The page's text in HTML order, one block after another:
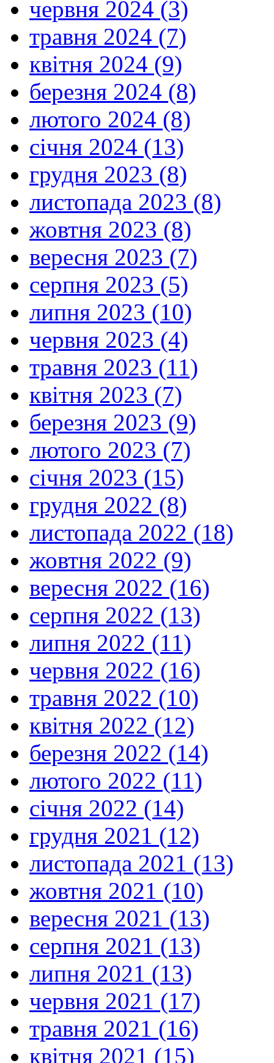
червня 2024 (3)
травня 2024 (7)
квітня 2024 (9)
березня 2024 (8)
лютого 2024 (8)
січня 2024 (13)
грудня 2023 (8)
листопада 2023 (8)
жовтня 2023 (8)
вересня 2023 (7)
серпня 2023 (5)
липня 2023 (10)
червня 2023 (4)
травня 2023 (11)
квітня 2023 (7)
березня 2023 (9)
лютого 2023 (7)
січня 2023 (15)
грудня 2022 (8)
листопада 2022 (18)
жовтня 2022 (9)
вересня 2022 (16)
серпня 2022 (13)
липня 2022 (11)
червня 2022 (16)
травня 2022 (10)
квітня 2022 (12)
березня 2022 (14)
лютого 2022 (11)
січня 2022 (14)
грудня 2021 (12)
листопада 2021 (13)
жовтня 2021 (10)
вересня 2021 (13)
серпня 2021 (13)
липня 2021 (13)
червня 2021 (17)
травня 2021 (16)
квітня 2021 (15)